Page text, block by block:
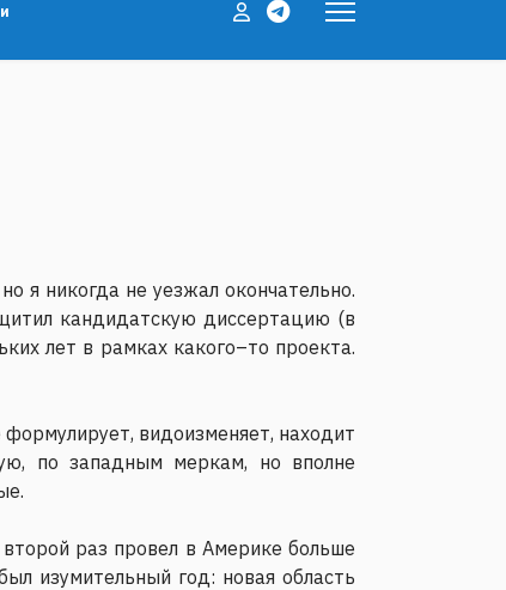
я никогда не уезжал окончательно.
кандидатскую диссертацию (в
лет в рамках какого–то проекта.
видоизменяет, находит
по западным меркам, но вполне
раз провел в Америке больше
изумительный год: новая область